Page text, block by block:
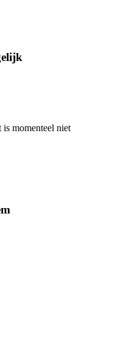
momenteel niet